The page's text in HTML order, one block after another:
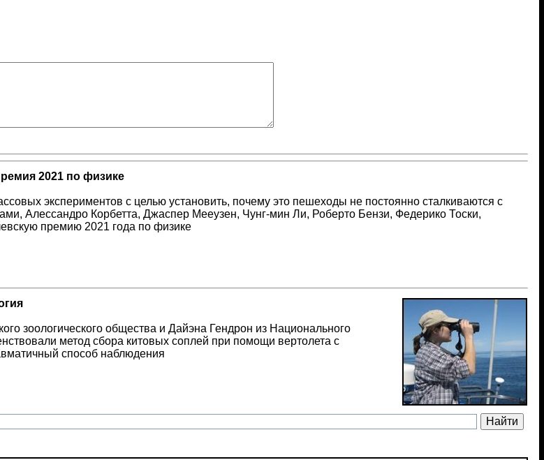
2021 по физике
экспериментов с целью установить, почему это пешеходы не постоянно сталкиваются с
Алессандро Корбетта, Джаспер Мееузен, Чунг-мин Ли, Роберто Бензи, Федерико Тоски,
премию 2021 года по физике
зоологического общества и Дайэна Гендрон из Национального
метод сбора китовых соплей при помощи вертолета с
способ наблюдения